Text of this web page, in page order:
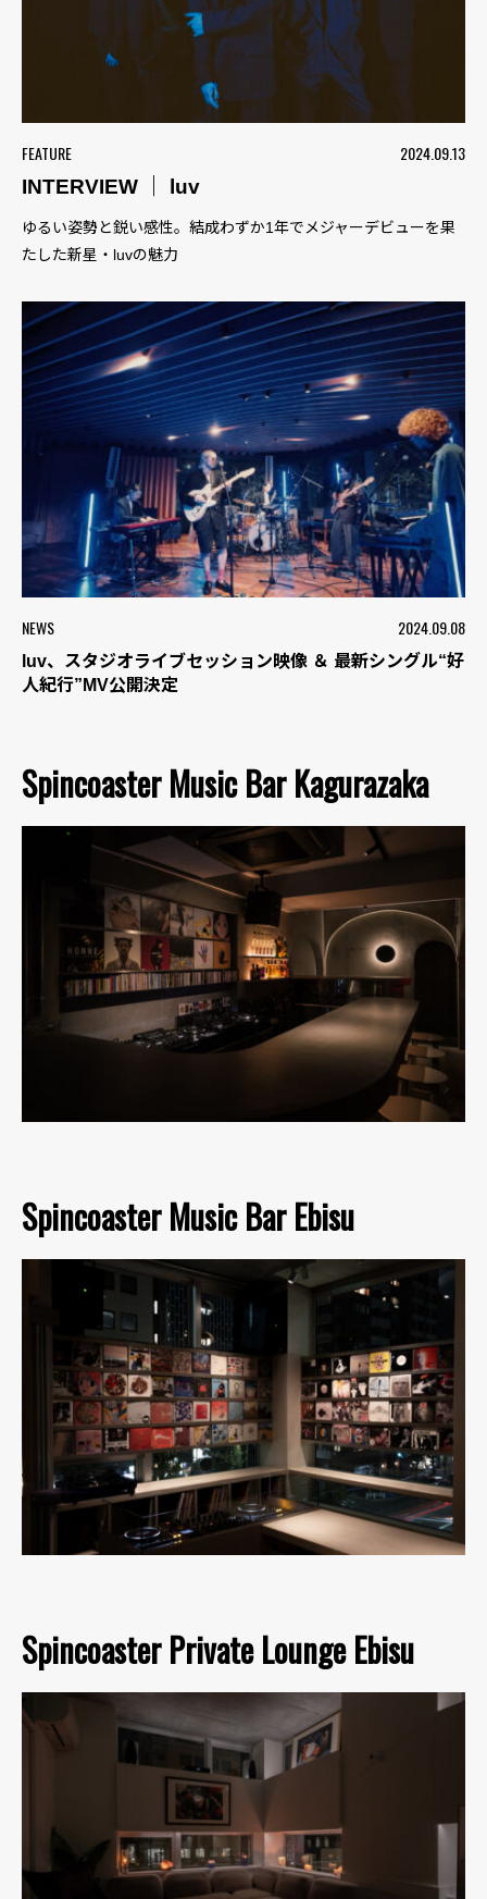
FEATURE
2024.09.13
INTERVIEW ｜ luv
ゆるい姿勢と鋭い感性。結成わずか1年でメジャーデビューを果
たした新星・luvの魅力
NEWS 2024.09.08
luv、スタジオライブセッション映像 ＆ 最新シングル“好
人紀行”MV公開決定
Spincoaster Music Bar Kagurazaka
Spincoaster Music Bar Ebisu
Spincoaster Private Lounge Ebisu